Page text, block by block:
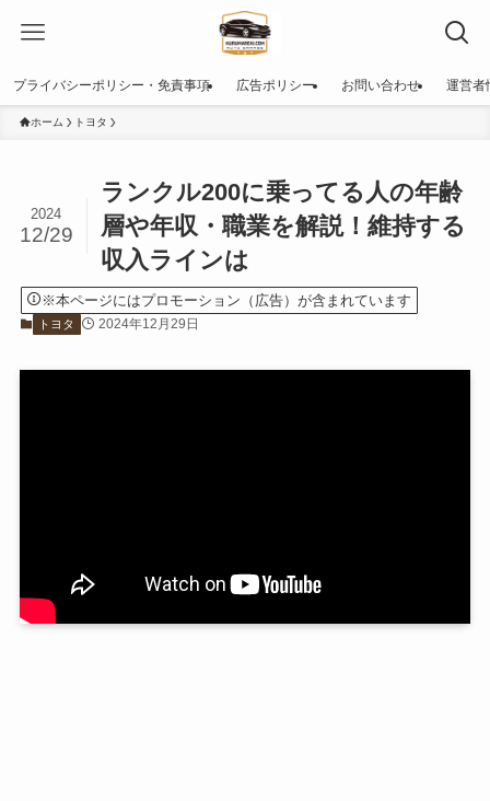
プライバシーポリシー・免責事項 広告ポリシー お問い合わせ 運営者
ホーム トヨタ
ランクル200に乗ってる人の年齢
層や年収・職業を解説！維持する
収入ラインは
2024
12/29
※本ページにはプロモーション（広告）が含まれています
トヨタ 2024年12月29日